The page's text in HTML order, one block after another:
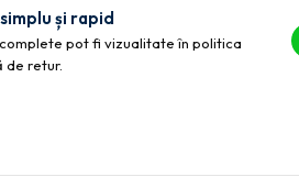
și rapid
pot fi vizualitate în politica
de retur.